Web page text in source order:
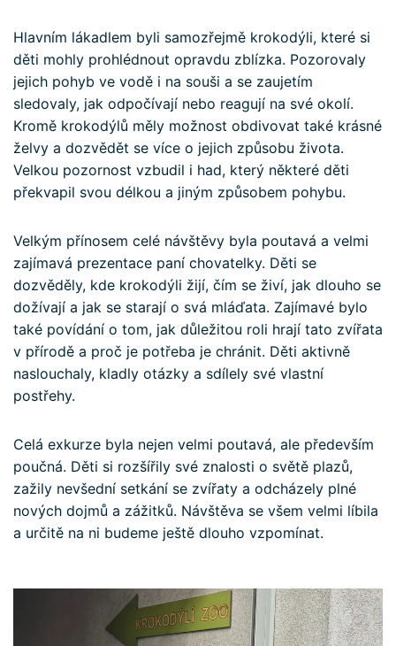
Hlavním lákadlem byli samozřejmě krokodýli, které si
děti mohly prohlédnout opravdu zblízka. Pozorovaly
jejich pohyb ve vodě i na souši a se zaujetím
sledovaly, jak odpočívají nebo reagují na své okolí.
Kromě krokodýlů měly možnost obdivovat také krásné
želvy a dozvědět se více o jejich způsobu života.
Velkou pozornost vzbudil i had, který některé děti
překvapil svou délkou a jiným způsobem pohybu.
Velkým přínosem celé návštěvy byla poutavá a velmi
zajímavá prezentace paní chovatelky. Děti se
dozvěděly, kde krokodýli žijí, čím se živí, jak dlouho se
dožívají a jak se starají o svá mláďata. Zajímavé bylo
také povídání o tom, jak důležitou roli hrají tato zvířata
v přírodě a proč je potřeba je chránit. Děti aktivně
naslouchaly, kladly otázky a sdílely své vlastní
postřehy.
Celá exkurze byla nejen velmi poutavá, ale především
poučná. Děti si rozšířily své znalosti o světě plazů,
zažily nevšední setkání se zvířaty a odcházely plné
nových dojmů a zážitků. Návštěva se všem velmi líbila
a určitě na ni budeme ještě dlouho vzpomínat.